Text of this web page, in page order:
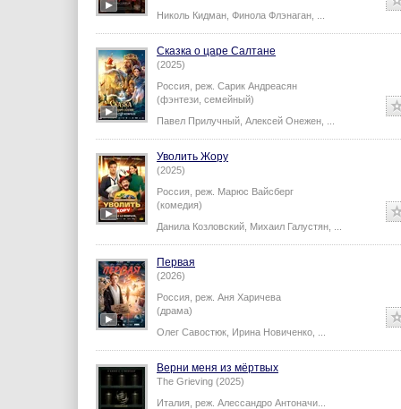
Николь Кидман Финола Флэнаган
Сказка о царе Салтане
(2025)
Россия, реж. Сарик Андреасян
(фэнтези, семейный)
Павел Прилучный Алексей Онежен
Уволить Жору
(2025)
Россия, реж. Марюс Вайсберг
(комедия)
Данила Козловский Михаил Галустян
Первая
(2026)
Россия, реж. Аня Харичева
(драма)
Олег Савостюк Ирина Новиченко
Верни меня из мёртвых
The Grieving (2025)
Италия, реж. Алессандро Антоначи